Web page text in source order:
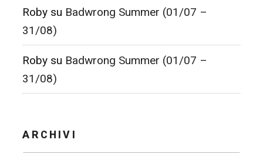
Roby su Badwrong Summer (01/07 –
31/08)
Roby su Badwrong Summer (01/07 –
31/08)
ARCHIVI